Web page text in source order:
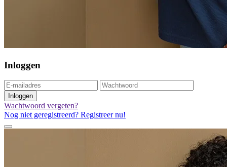
Inloggen
Inloggen
Wachtwoord vergeten?
Nog niet geregistreerd? Registreer nu!